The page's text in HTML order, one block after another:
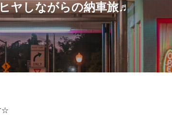
ヤしながらの納車旅♬
☆